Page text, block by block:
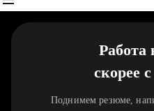
Работа
скорее c
Поднимем резюме,